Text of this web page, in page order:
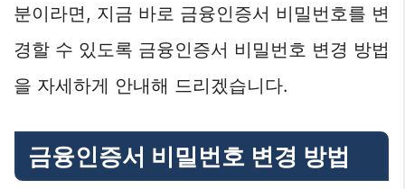
분이라면, 지금 바로 금융인증서 비밀번호를 변
경할 수 있도록 금융인증서 비밀번호 변경 방법
을 자세하게 안내해 드리겠습니다.
금융인증서 비밀번호 변경 방법